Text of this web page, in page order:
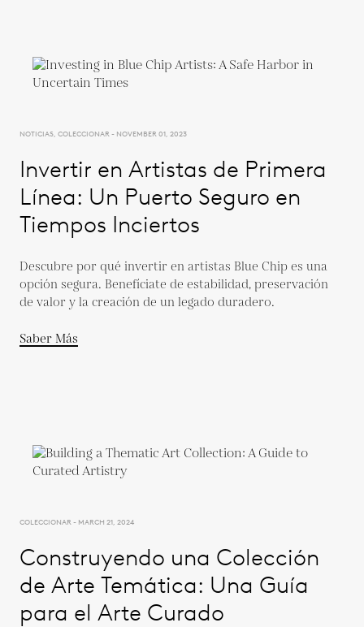
NOTICIAS, COLECCIONAR - NOVEMBER 01, 2023
Invertir en Artistas de Primera
Línea: Un Puerto Seguro en
Tiempos Inciertos
Descubre por qué invertir en artistas Blue Chip es una
opción segura. Benefíciate de estabilidad, preservación
de valor y la creación de un legado duradero.
Saber Más
COLECCIONAR - MARCH 21, 2024
Construyendo una Colección
de Arte Temática: Una Guía
para el Arte Curado